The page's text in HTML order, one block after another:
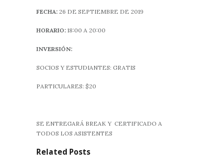
FECHA: 26 DE SEPTIEMBRE DE 2019
HORARIO: 18:00 A 20:00
INVERSIÓN:
SOCIOS Y ESTUDIANTES: GRATIS
PARTICULARES: $20
SE ENTREGARÁ BREAK Y CERTIFICADO A
TODOS LOS ASISTENTES
Related Posts